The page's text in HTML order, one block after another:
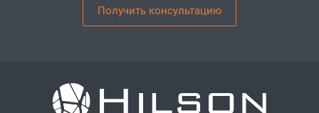
Получить консультацию